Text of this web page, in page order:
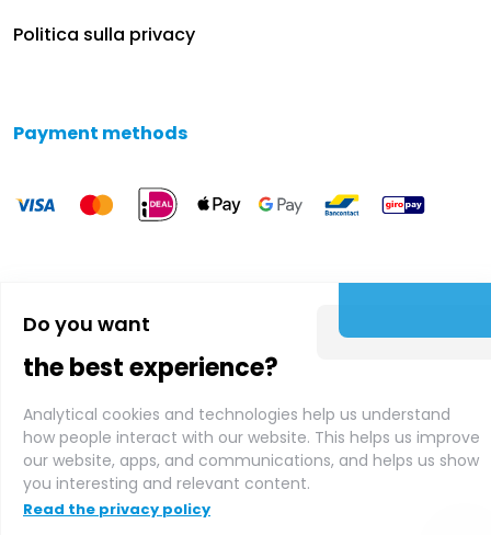
Do you want
the best experience?
Analytical cookies and technologies help us understand
how people interact with our website. This helps us improve
our website, apps, and communications, and helps us show
you interesting and relevant content.
Read the privacy policy
Politica sulla privacy
Payment methods